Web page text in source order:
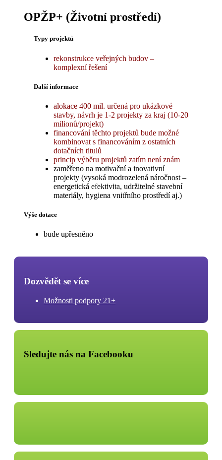
OPŽP+ (Životní prostředí)
Typy projektů
rekonstrukce veřejných budov –
komplexní řešení
Další informace
alokace 400 mil. určená pro ukázkové
stavby, návrh je 1-2 projekty za kraj (10-20
milionů/projekt)
financování těchto projektů bude možné
kombinovat s financováním z ostatních
dotačních titulů
princip výběru projektů zatím není znám
zaměřeno na motivační a inovativní
projekty (vysoká modrozelená náročnost –
energetická efektivita, udržitelné stavební
materiály, hygiena vnitřního prostředíaj.)
Výše dotace
bude upřesněno
Dozvědět se více
Možnosti podpory 21+
Sledujte nás na Facebooku